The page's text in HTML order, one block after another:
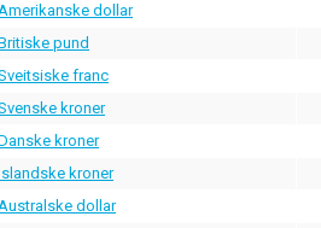
dollar
pund
franc
kroner
kroner
kroner
dollar